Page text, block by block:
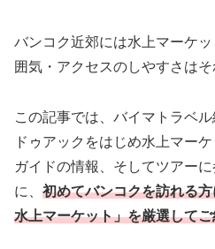
バンコク近郊には水上マーケ
囲気・アクセスのしやすさはそ
この記事では、バイマトラベ
ドゥアックをはじめ水上マー
ガイドの情報、そしてツアー
に、 初めてバンコクを訪れる
水上マーケット」を厳選して